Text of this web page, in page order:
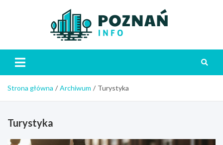
Strona główna Archiwum Turystyka
Turystyka